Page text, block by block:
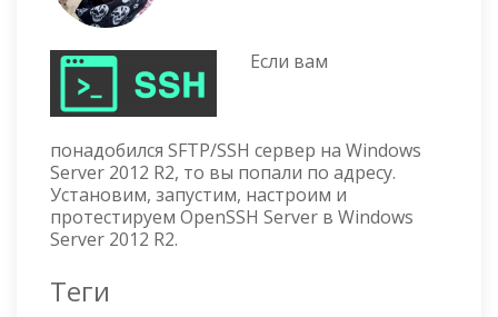
Если вам
понадобился SFTP/SSH сервер на Windows
Server 2012 R2, то вы попали по адресу.
Установим, запустим, настроим и
протестируем OpenSSH Server в Windows
Server 2012 R2.
Теги